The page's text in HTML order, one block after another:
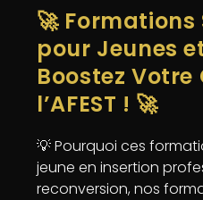
🚀
pour Jeunes et
Boostez
l’AFEST ! 🚀
💡 Pourquoi ces
jeune en insertion
reconversion, nos